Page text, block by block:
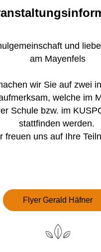
und
am Mayenfels
wir Sie auf zwei
welche im
Schule bzw. im
stattfinden werden.
freuen uns auf Ihre
Flyer Gerald Häfner